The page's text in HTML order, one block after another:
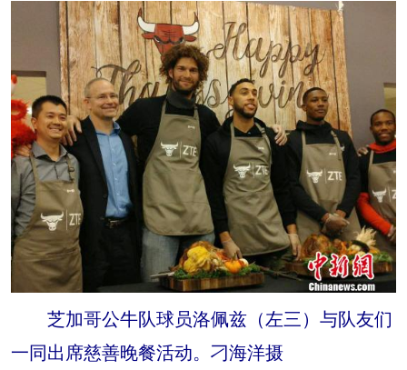
芝加哥公牛队球员洛佩兹（左三）与队友们
一同出席慈善晚餐活动。刁海洋摄